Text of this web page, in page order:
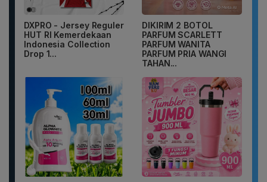
DXPRO - Jersey Reguler
HUT RI Kemerdekaan
Indonesia Collection
Drop 1...
DIKIRIM 2 BOTOL
PARFUM SCARLETT
PARFUM WANITA
PARFUM PRIA WANGI
TAHAN...